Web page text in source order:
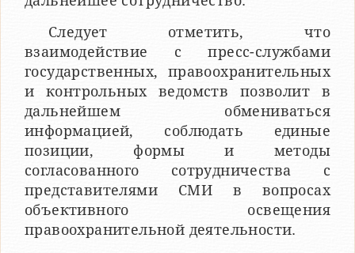
Следует отметить, что
взаимодействие с пресс-службами
государственных, правоохранительных
и контрольных ведомств позволит в
дальнейшем обмениваться
информацией, соблюдать единые
позиции, формы и методы
согласованного сотрудничества с
представителями СМИ в вопросах
объективного освещения
правоохранительной деятельности.